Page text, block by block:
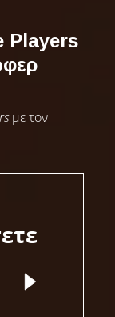
Players
με τον